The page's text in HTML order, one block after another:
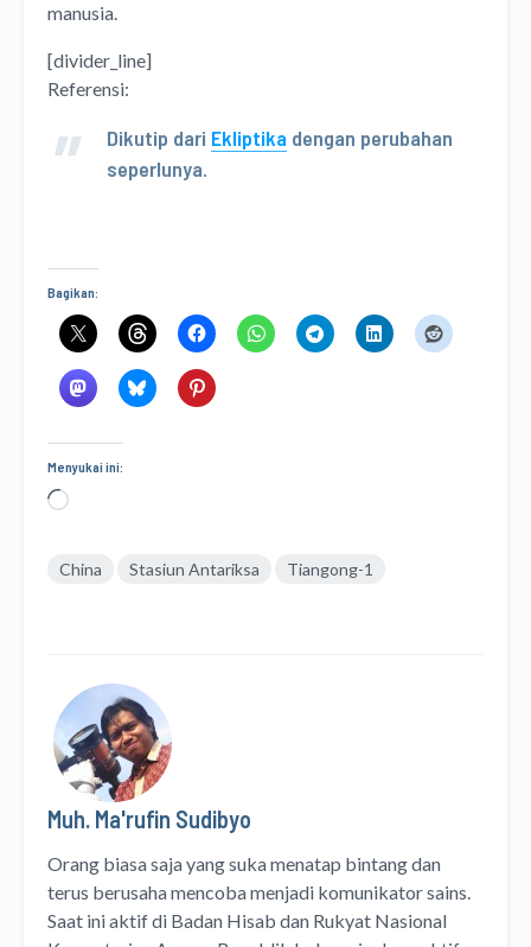
manusia.
[divider_line]
Referensi:
Dikutip dari Ekliptika dengan perubahan
seperlunya.
Bagikan:
Menyukai ini:
Memuat...
China Stasiun Antariksa Tiangong-1
Muh. Ma'rufin Sudibyo
Orang biasa saja yang suka menatap bintang dan
terus berusaha mencoba menjadi komunikator sains.
Saat ini aktif di Badan Hisab dan Rukyat Nasional